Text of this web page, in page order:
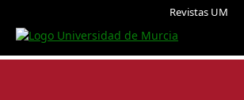
Revistas UM